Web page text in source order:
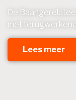
De
met
Lees meer